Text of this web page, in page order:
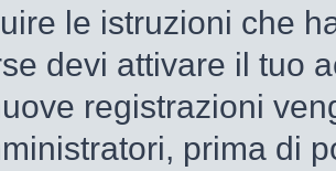
le istruzioni che
devi attivare il tuo
registrazioni
prima di